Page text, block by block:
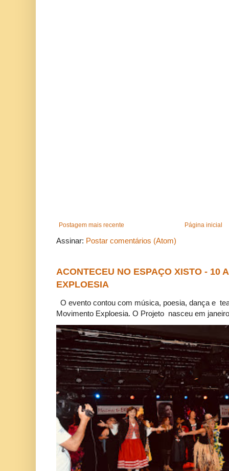
Postagem mais recente Página inicial
Assinar: Postar comentários (Atom)
ACONTECEU NO ESPAÇO XISTO - 10
EXPLOESIA
O evento contou com música, poesia, dança e
Movimento Exploesia. O Projeto nasceu em